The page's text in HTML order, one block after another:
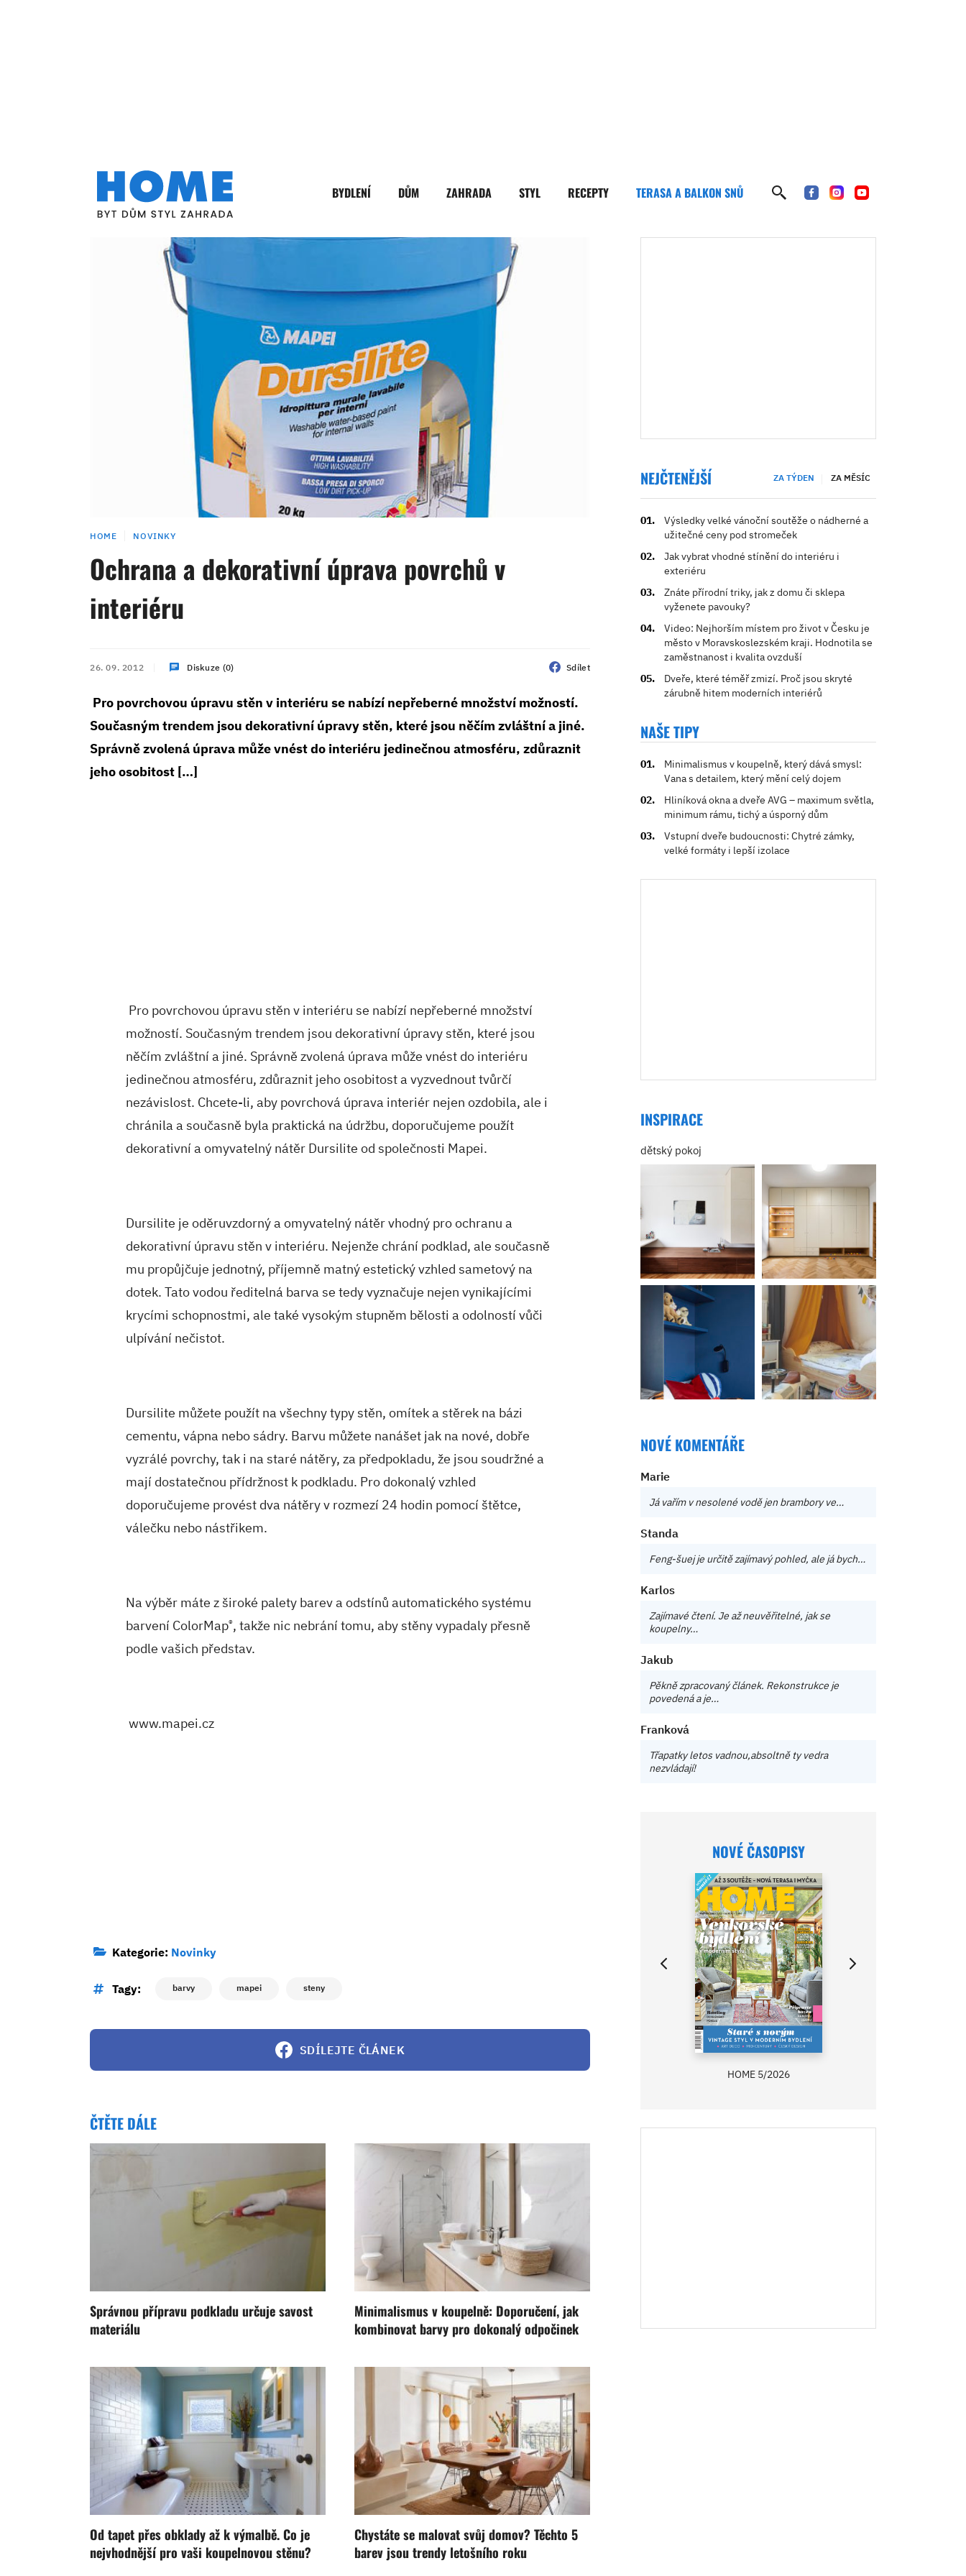
BYDLENÍ DŮM ZAHRADA STYL RECEPTY TERASA A BALKON SNŮ
HOME NOVINKY
Ochrana a dekorativní úprava povrchů v
interiéru
26. 09. 2012 Diskuze (0) Sdílet
Pro povrchovou úpravu stěn v interiéru se nabízí nepřeberné množství možností.
Současným trendem jsou dekorativní úpravy stěn, které jsou něčím zvláštní a jiné.
Správně zvolená úprava může vnést do interiéru jedinečnou atmosféru, zdůraznit
jeho osobitost […]
Pro povrchovou úpravu stěn v interiéru se nabízí nepřeberné množství
možností. Současným trendem jsou dekorativní úpravy stěn, které jsou
něčím zvláštní a jiné. Správně zvolená úprava může vnést do interiéru
jedinečnou atmosféru, zdůraznit jeho osobitost a vyzvednout tvůrčí
nezávislost. Chcete-li, aby povrchová úprava interiér nejen ozdobila, ale i
chránila a současně byla praktická na údržbu, doporučujeme použít
dekorativní a omyvatelný nátěr Dursilite od společnosti Mapei.
Dursilite je oděruvzdorný a omyvatelný nátěr vhodný pro ochranu a
dekorativní úpravu stěn v interiéru. Nejenže chrání podklad, ale současně
mu propůjčuje jednotný, příjemně matný estetický vzhled sametový na
dotek. Tato vodou ředitelná barva se tedy vyznačuje nejen vynikajícími
krycími schopnostmi, ale také vysokým stupněm bělosti a odolností vůči
ulpívání nečistot.
Dursilite můžete použít na všechny typy stěn, omítek a stěrek na bázi
cementu, vápna nebo sádry. Barvu můžete nanášet jak na nové, dobře
vyzrálé povrchy, tak i na staré nátěry, za předpokladu, že jsou soudržné a
mají dostatečnou přídržnost k podkladu. Pro dokonalý vzhled
doporučujeme provést dva nátěry v rozmezí 24 hodin pomocí štětce,
válečku nebo nástřikem.
Na výběr máte z široké palety barev a odstínů automatického systému
barvení ColorMap®, takže nic nebrání tomu, aby stěny vypadaly přesně
podle vašich představ.
www.mapei.cz
Kategorie: Novinky
Tagy: barvy mapei steny
SDÍLEJTE ČLÁNEK
ČTĚTE DÁLE
Správnou přípravu podkladu určuje savost
materiálu
Minimalismus v koupelně: Doporučení, jak
kombinovat barvy pro dokonalý odpočinek
Od tapet přes obklady až k výmalbě. Co je
nejvhodnější pro vaši koupelnovou stěnu?
Chystáte se malovat svůj domov? Těchto 5
barev jsou trendy letošního roku
NEJČTENĚJŠÍ ZA TÝDEN ZA MĚSÍC
Výsledky velké vánoční soutěže o nádherné a
užitečné ceny pod stromeček
Jak vybrat vhodné stínění do interiéru i
exteriéru
Znáte přírodní triky, jak z domu či sklepa
vyženete pavouky?
Video: Nejhorším místem pro život v Česku je
město v Moravskoslezském kraji. Hodnotila se
zaměstnanost i kvalita ovzduší
Dveře, které téměř zmizí. Proč jsou skryté
zárubně hitem moderních interiérů
NAŠE TIPY
Minimalismus v koupelně, který dává smysl:
Vana s detailem, který mění celý dojem
Hliníková okna a dveře AVG – maximum světla,
minimum rámu, tichý a úsporný dům
Vstupní dveře budoucnosti: Chytré zámky,
velké formáty i lepší izolace
INSPIRACE
dětský pokoj
NOVÉ KOMENTÁŘE
Marie
Já vařím v nesolené vodě jen brambory ve…
Standa
Feng-šuej je určitě zajímavý pohled, ale já bych…
Karlos
Zajímavé čtení. Je až neuvěřitelné, jak se
koupelny…
Jakub
Pěkně zpracovaný článek. Rekonstrukce je
povedená a je…
Franková
Třapatky letos vadnou,absoltně ty vedra
nezvládají!
NOVÉ ČASOPISY
HOME 5/2026
V ZAHRADĚ 2/2026